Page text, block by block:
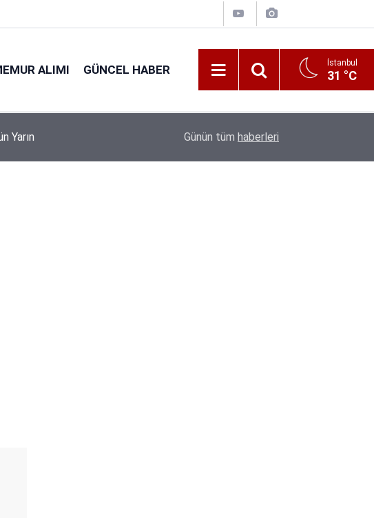
ALIMI GÜNCEL HABER İstanbul
31 °C
Yarın Kıyı Emniyeti Genel Müdürlüğü 26 İşçi Alımı
Günün tüm haberleri